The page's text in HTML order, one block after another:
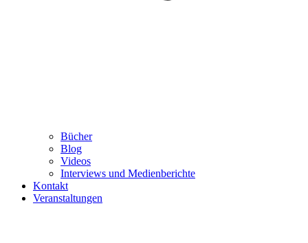
Bücher
Blog
Videos
Interviews und Medienberichte
Kontakt
Veranstaltungen